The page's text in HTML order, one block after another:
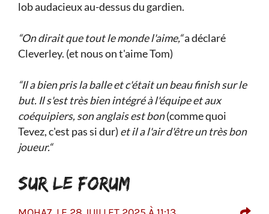
lob audacieux au-dessus du gardien.
“On dirait que tout le monde l'aime,“a déclaré
Cleverley. (et nous on t'aime Tom)
“Il a bien pris la balle et c'était un beau finish sur le
but. Il s'est très bien intégré à l'équipe et aux
coéquipiers, son anglais est bon(comme quoi
Tevez, c'est pas si dur) et il a l'air d'être un très bon
joueur.“
SUR LE FORUM